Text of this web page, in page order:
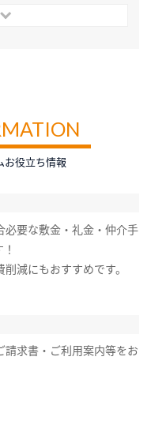
お役立ち情報
必要な敷金・礼金・仲介手
減にもおすすめです。
請求書・ご利用案内等をお